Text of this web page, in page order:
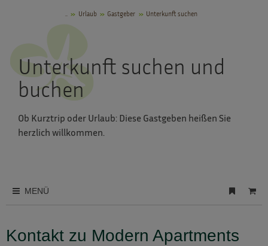
Urlaub Gastgeber Unterkunft suchen
Unterkunft suchen und
buchen
Ob Kurztrip oder Urlaub: Diese Gastgeben heißen Sie
herzlich willkommen.
MENÜ
Kontakt zu Modern Apartments